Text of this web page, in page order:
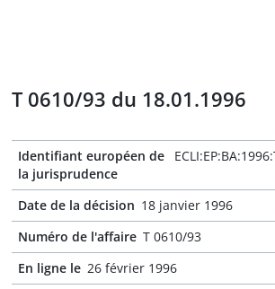
T 0610/93 du 18.01.1996
Identifiant européen de
la jurisprudence
Date de la décision 18 janvier 1996
Numéro de l'affaire T 0610/93
En ligne le 26 février 1996